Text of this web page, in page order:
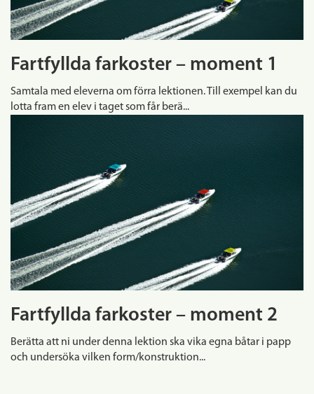
Fartfyllda farkoster – moment 1
Samtala med eleverna om förra lektionen. Till exempel kan du
lotta fram en elev i taget som får berä...
Fartfyllda farkoster – moment 2
Berätta att ni under denna lektion ska vika egna båtar i papp
och undersöka vilken form/konstruktion...